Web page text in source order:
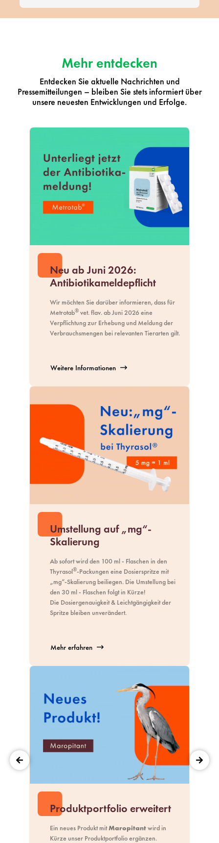
Mehr entdecken
Entdecken Sie aktuelle Nachrichten und
Pressemitteilungen – bleiben Sie stets informiert über
unsere neuesten Entwicklungen und Erfolge.
Neu ab Juni 2026:
Antibiotikameldepflicht
Wir möchten Sie darüber informieren, dass für
Metrotab® vet. flav. ab Juni 2026 eine
Verpflichtung zur Erhebung und Meldung der
Verbrauchsmengen bei relevanten Tierarten gilt.
Weitere Informationen
Umstellung auf „mg“-
Skalierung
Ab sofort wird den 100 ml - Flaschen in den
Thyrasol®-Packungen eine Dosierspritze mit
„mg“-Skalierung beiliegen. Die Umstellung bei
den 30 ml - Flaschen folgt in Kürze!
Die Dosiergenauigkeit & Leichtgängigkeit der
Spritze bleiben unverändert.
Mehr erfahren
Produktportfolio erweitert
Ein neues Produkt mitMaropitantwird in
Kürze unser Produktportfolioergänzen.